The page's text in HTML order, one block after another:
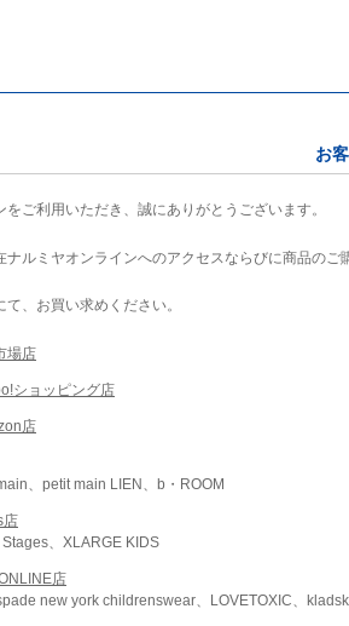
お
ご利用いただき、誠にありがとうございます。
ルミヤオンラインへのアクセスならびに商品のご
、お買い求めください。
場店
ショッピング店
店
、petit main LIEN、b・ROOM
店
、XLARGE KIDS
店
new york childrenswear、LOVETOXIC、